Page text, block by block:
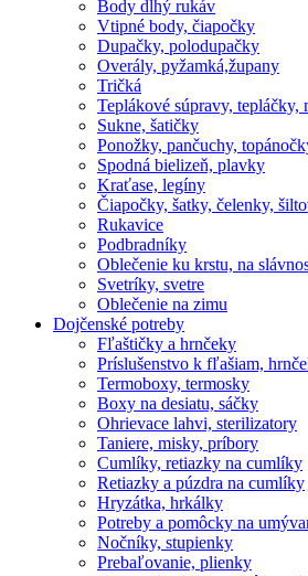
Body dlhý rukáv
Vtipné body, čiapočky
Dupačky, polodupačky
Overály, pyžamká,župany
Tričká
Teplákové súpravy, tepláčky,
Sukne, šatičky
Ponožky, pančuchy,
Spodná bielizeň, plavky
Kraťase, legíny
Čiapočky, šatky, čelenky,
Rukavice
Podbradníky
Oblečenie ku krstu, na
Svetríky, svetre
Oblečenie na zimu
Dojčenské potreby
Fľaštičky a hrnčeky
Príslušenstvo k fľašiam,
Termoboxy, termosky
Boxy na desiatu, sáčky
Ohrievace lahvi, sterilizatory
Taniere, misky, príbory
Cumlíky, retiazky na cumlíky
Retiazky a púzdra na cumlíky
Hryzátka, hrkálky
Potreby a pomôcky na
Nočníky, stupienky
Prebaľovanie, plienky